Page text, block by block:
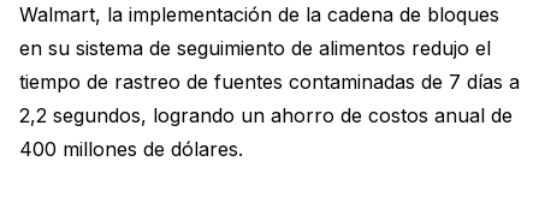
Walmart, la implementación de la cadena de bloques
en su sistema de seguimiento de alimentos redujo el
tiempo de rastreo de fuentes contaminadas de 7 días a
2,2 segundos, logrando un ahorro de costos anual de
400 millones de dólares.